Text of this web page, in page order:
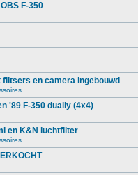
F-350
en camera ingebouwd
'89 F-350 dually (4x4)
en K&N luchtfilter